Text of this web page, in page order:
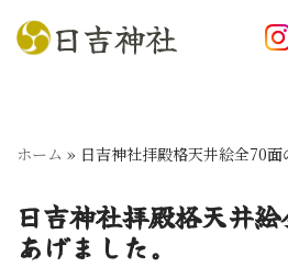
コ
ス
キ
ホーム » 日吉神社拝殿格天井絵全70面
日吉神社拝殿格天井
あげました。